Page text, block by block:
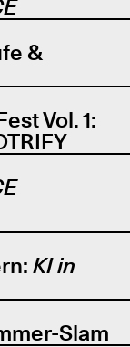
&
Vol. 1:
KI in
Slam